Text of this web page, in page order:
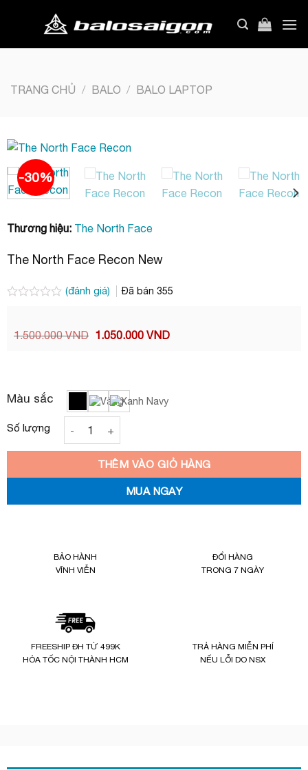
TRANG CHỦ / BALO / BALO LAPTOP
-30%
Thương hiệu: The North Face
The North Face Recon New
hạng
0.0
(đánh giá) Đã bán 355
1.500.000VND Giá
1.050.000 VNDGiá
Màu sắc
The North Face Recon New số lượng
THÊM VÀO GIỎ HÀNG
MUA NGAY
BẢO HÀNH
VĨNH VIỄN
ĐỔI HÀNG
TRONG 7 NGÀY
FREESHIP ĐH TỪ 499K
HỎA TỐC NỘI THÀNH HCM
TRẢ HÀNG MIỄN PHÍ
NẾU LỖI DO NSX